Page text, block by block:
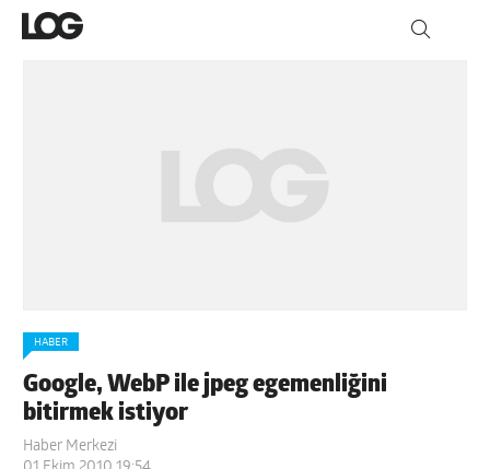
HABER
Google, WebP ile jpeg egemenliğini
bitirmek istiyor
Haber Merkezi